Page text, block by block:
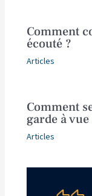
Comment
écouté ?
Articles
Comment
garde à vue
Articles